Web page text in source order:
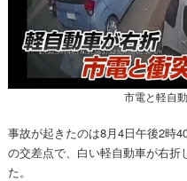
市電と軽自
事故が起きたのは8月4日午後2時
の交差点で、白い軽自動車が右折
た。